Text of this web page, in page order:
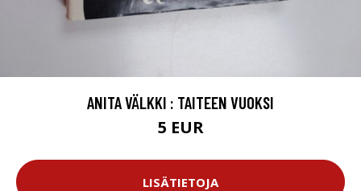
ANITA VÄLKKI : TAITEEN VUOKSI
5 EUR
LISÄTIETOJA